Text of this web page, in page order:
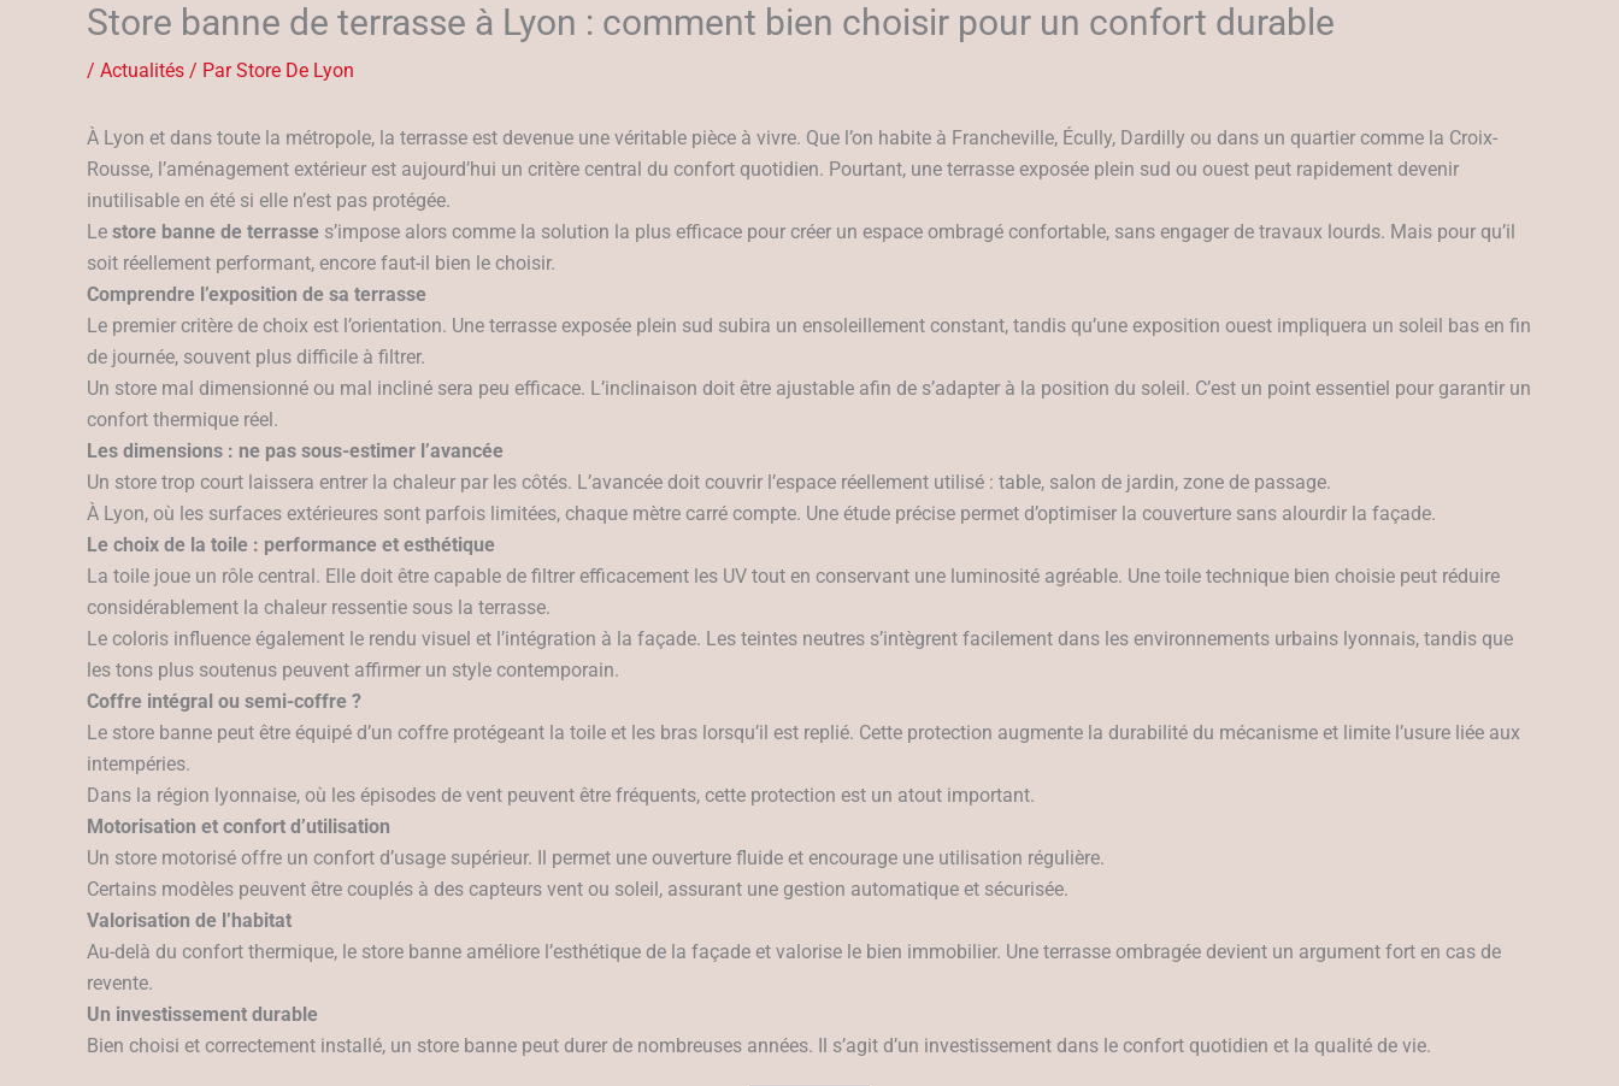
Store banne de terrasse à Lyon : comment bien choisir pour un confort durable
/ Actualités / ParStore De Lyon
À Lyon et dans toute la métropole, la terrasse est devenue une véritable pièce à vivre. Que l’on habite à Francheville, Écully, Dardilly ou dans un quartier comme la Croix-
Rousse, l’aménagement extérieur est aujourd’hui un critère central du confort quotidien. Pourtant, une terrasse exposée plein sud ou ouest peut rapidement devenir
inutilisable en été si elle n’est pas protégée.
Le store banne de terrasse s’impose alors comme la solution la plus efficace pour créer un espace ombragé confortable, sans engager de travaux lourds. Mais pour qu’il
soit réellement performant, encore faut-il bien le choisir.
Comprendre l’exposition de sa terrasse
Le premier critère de choix est l’orientation. Une terrasse exposée plein sud subira un ensoleillement constant, tandis qu’une exposition ouest impliquera un soleil bas en fin
de journée, souvent plus difficile à filtrer.
Un store mal dimensionné ou mal incliné sera peu efficace. L’inclinaison doit être ajustable afin de s’adapter à la position du soleil. C’est un point essentiel pour garantir un
confort thermique réel.
Les dimensions : ne pas sous-estimer l’avancée
Un store trop court laissera entrer la chaleur par les côtés. L’avancée doit couvrir l’espace réellement utilisé : table, salon de jardin, zone de passage.
À Lyon, où les surfaces extérieures sont parfois limitées, chaque mètre carré compte. Une étude précise permet d’optimiser la couverture sans alourdir la façade.
Le choix de la toile : performance et esthétique
La toile joue un rôle central. Elle doit être capable de filtrer efficacement les UV tout en conservant une luminosité agréable. Une toile technique bien choisie peut réduire
considérablement la chaleur ressentie sous la terrasse.
Le coloris influence également le rendu visuel et l’intégration à la façade. Les teintes neutres s’intègrent facilement dans les environnements urbains lyonnais, tandis que
les tons plus soutenus peuvent affirmer un style contemporain.
Coffre intégral ou semi-coffre ?
Le store banne peut être équipé d’un coffre protégeant la toile et les bras lorsqu’il est replié. Cette protection augmente la durabilité du mécanisme et limite l’usure liée aux
intempéries.
Dans la région lyonnaise, où les épisodes de vent peuvent être fréquents, cette protection est un atout important.
Motorisation et confort d’utilisation
Un store motorisé offre un confort d’usage supérieur. Il permet une ouverture fluide et encourage une utilisation régulière.
Certains modèles peuvent être couplés à des capteurs vent ou soleil, assurant une gestion automatique et sécurisée.
Valorisation de l’habitat
Au-delà du confort thermique, le store banne améliore l’esthétique de la façade et valorise le bien immobilier. Une terrasse ombragée devient un argument fort en cas de
revente.
Un investissement durable
Bien choisi et correctement installé, un store banne peut durer de nombreuses années. Il s’agit d’un investissement dans le confort quotidien et la qualité de vie.